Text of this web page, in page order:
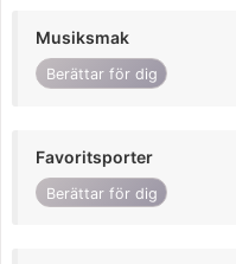
Musiksmak
Berättar för dig
Favoritsporter
Berättar för dig